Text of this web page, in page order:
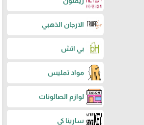
الارجان الذهبي
بي اتش
مواد تمليس
لوازم الصالونات
سارينا كي